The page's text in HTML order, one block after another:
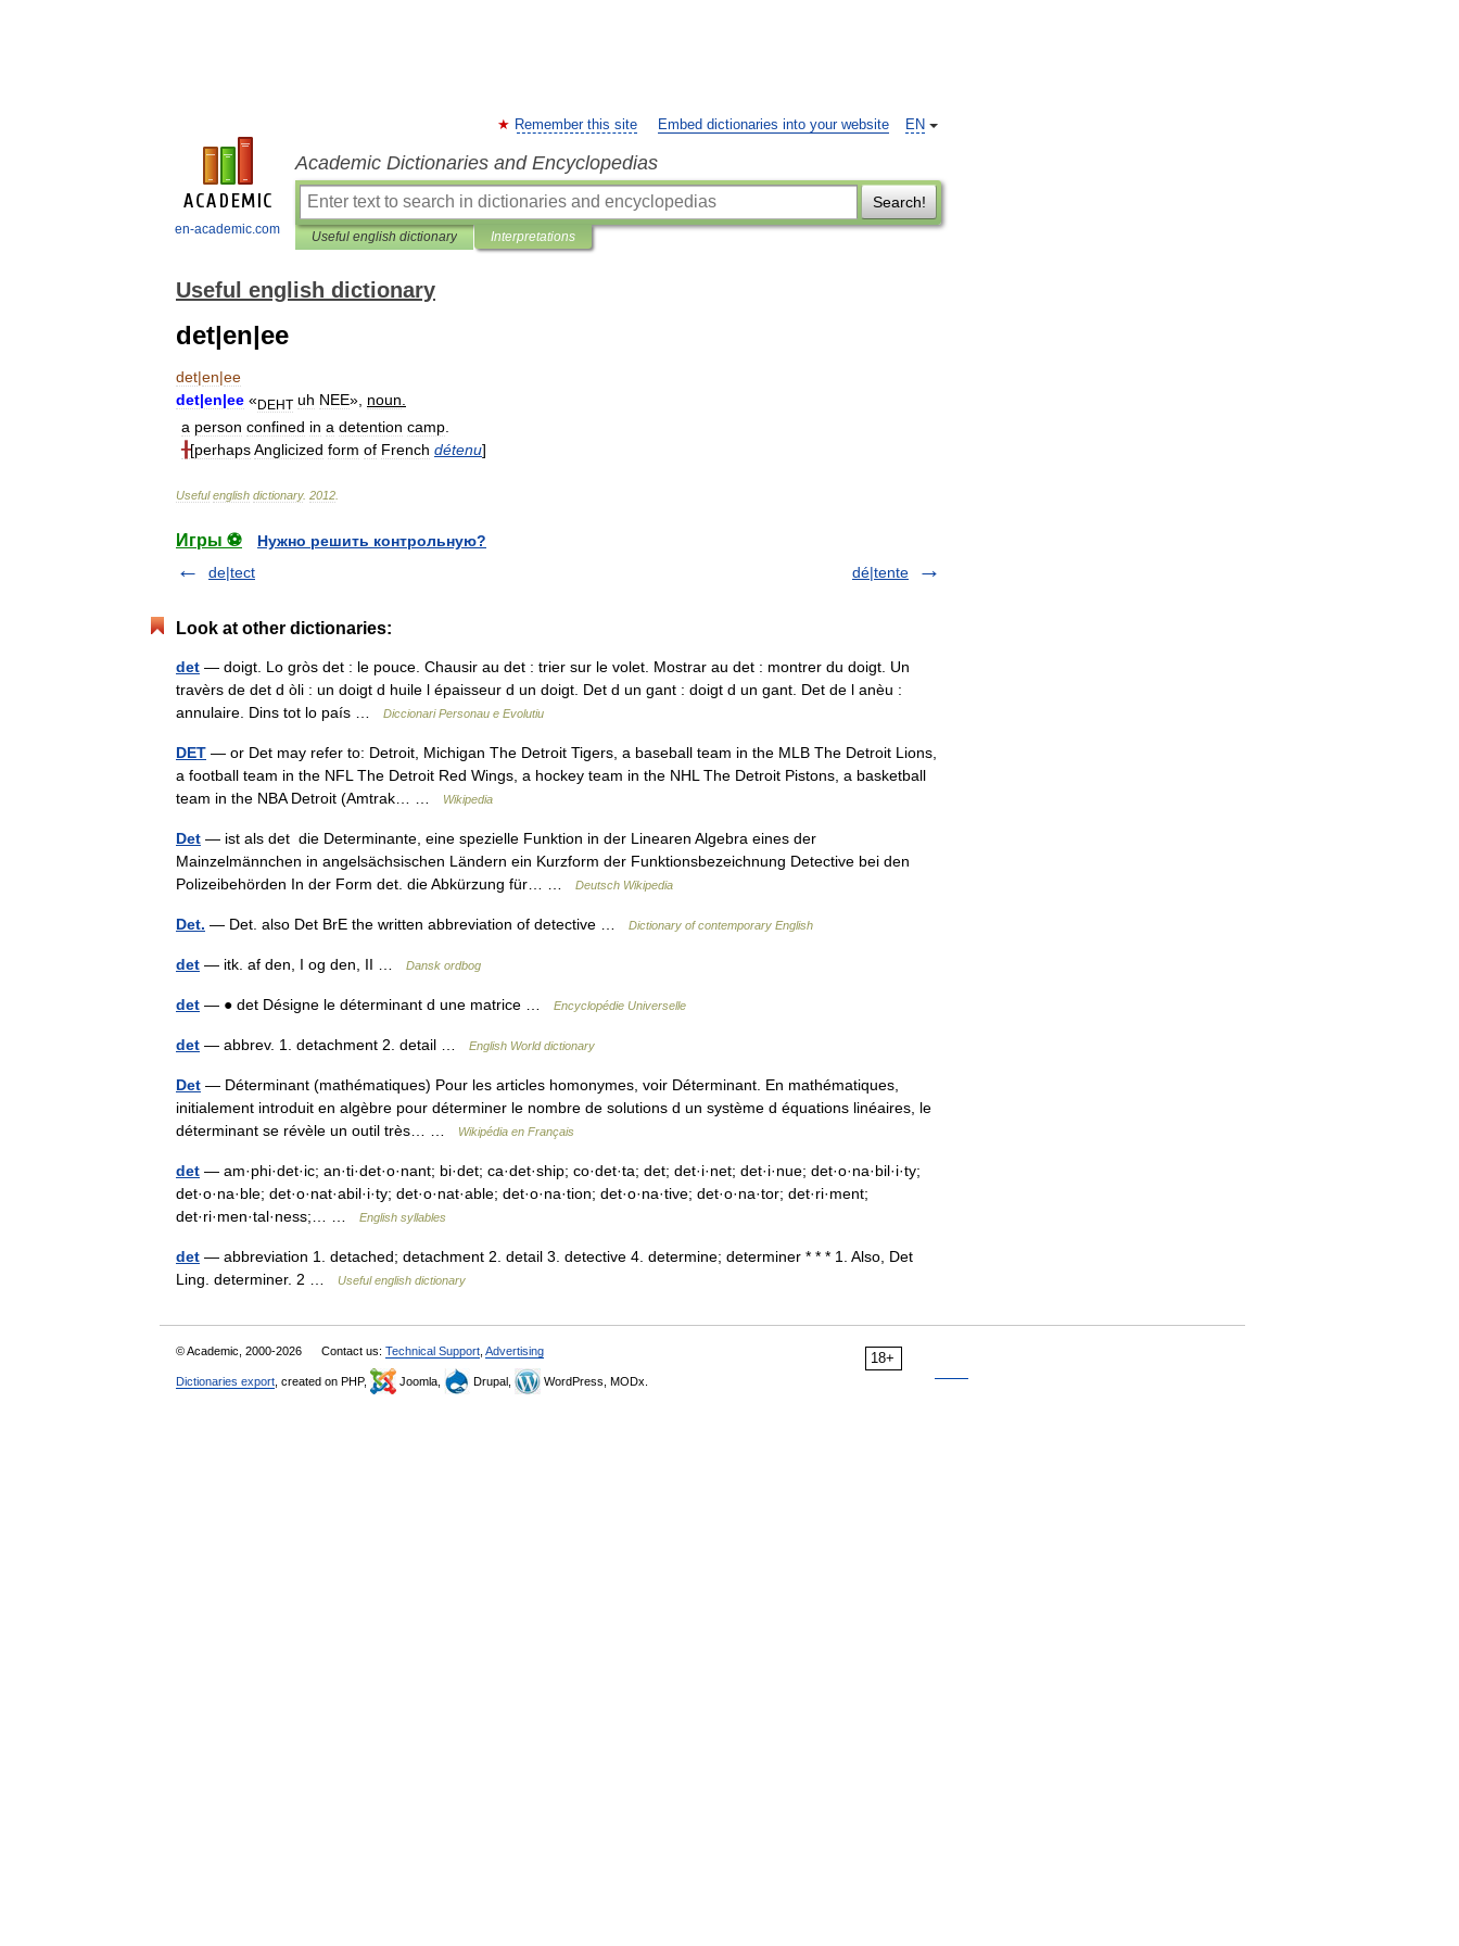
en-academic.com
EN
Remember this site Embed dictionaries into your website
Academic Dictionaries and Encyclopedias
Search!
Useful english dictionary Interpretations
Useful english dictionary
det|en|ee
det|en|ee
det|en|ee «DEHT uh NEE», noun
a person confined in a detention camp
╂[perhapsAnglicized form of French détenu]
Useful english dictionary. 2012
Игры ⚽
Нужно решить контрольную?
de|tect
dé|tente
Look at other dictionaries:
det — doigt. Lo gròs det : le pouce. Chausir au det : trier sur le volet. Mostrar au det : montrer du doigt. Un
travèrs de det d òli : un doigt d huile l épaisseur d un doigt. Det d un gant : doigt d un gant. Det de l anèu :
annulaire. Dins tot lo país …
Diccionari Personau e Evolutiu
DET — or Det may refer to: Detroit, Michigan The Detroit Tigers, a baseball team in the MLB The Detroit Lions,
a football team in the NFL The Detroit Red Wings, a hockey team in the NHL The Detroit Pistons, a basketball
team in the NBA Detroit (Amtrak… …
Wikipedia
Det — ist als det die Determinante, eine spezielle Funktion in der Linearen Algebra eines der
Mainzelmännchen in angelsächsischen Ländern ein Kurzform der Funktionsbezeichnung Detective bei den
Polizeibehörden In der Form det. die Abkürzung für… …
Deutsch Wikipedia
Det. — Det. also Det BrE the written abbreviation of detective … Dictionary of contemporary English
det — itk. af den, I og den, II … Dansk ordbog
det — ● det Désigne le déterminant d une matrice … Encyclopédie Universelle
det — abbrev. 1. detachment 2. detail … English World dictionary
Det — Déterminant (mathématiques) Pour les articles homonymes, voir Déterminant. En mathématiques,
initialement introduit en algèbre pour déterminer le nombre de solutions d un système d équations linéaires, le
déterminant se révèle un outil très… …
Wikipédia en Français
det — am·phi·det·ic; an·ti·det·o·nant; bi·det; ca·det·ship; co·det·ta; det; det·i·net; det·i·nue; det·o·na·bil·i·ty;
det·o·na·ble; det·o·nat·abil·i·ty; det·o·nat·able; det·o·na·tion; det·o·na·tive; det·o·na·tor; det·ri·ment;
det·ri·men·tal·ness;… …
English syllables
det — abbreviation 1. detached; detachment 2. detail 3. detective 4. determine; determiner * * * 1. Also, Det
Ling. determiner. 2 …
Useful english dictionary
18+
© Academic, 2000-2026 Contact us: Technical Support Advertising
Dictionaries export , created on PHP, Joomla, Drupal, WordPress, MODx.